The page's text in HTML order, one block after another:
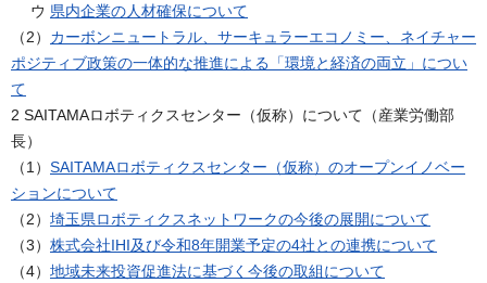
ウ 県内企業の人材確保について
（2） カーボンニュートラル、サーキュラーエコノミー、ネイチャー
ポジティブ政策の一体的な推進による「環境と経済の両立」につい
て
2 SAITAMAロボティクスセンター（仮称）について（産業労働部
長）
（1） SAITAMAロボティクスセンター（仮称）のオープンイノベー
ションについて
（2） 埼玉県ロボティクスネットワークの今後の展開について
（3） 株式会社IHI及び令和8年開業予定の4社との連携について
（4） 地域未来投資促進法に基づく今後の取組について